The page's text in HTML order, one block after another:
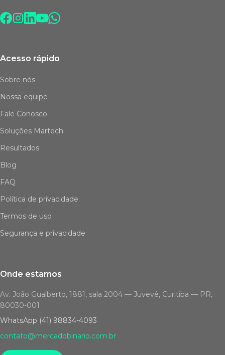
Acesso rápido
Sobre nós
Nossa equipe
Fale Conosco
Soluções Martech
Resultados
Blog
FAQ
Política de privacidade
Termos de uso
Segurança e privacidade
Onde estamos
Av. João Gualberto, 1881, sala 2004 — Juvevê, Curitiba — PR,
80030-001
WhatsApp (41) 98834-4093
contato@mercadobinario.com.br